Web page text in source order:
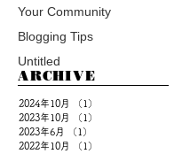
Your Community
Blogging Tips
Untitled
ARCHIVE
2024年10月 （1）
2023年10月
（1）
2023年6月
（1）
2022年10月
（1）